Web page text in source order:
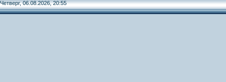
Четверг, 06.08.2026, 20:55